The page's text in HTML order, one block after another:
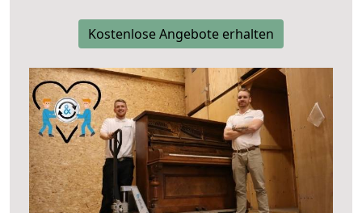
Kostenlose Angebote erhalten